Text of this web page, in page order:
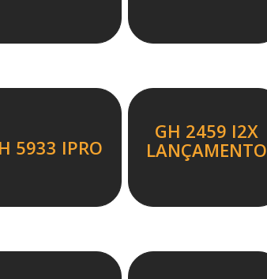
5933 IPRO
GH 2459 I2X
LANÇAMENTO